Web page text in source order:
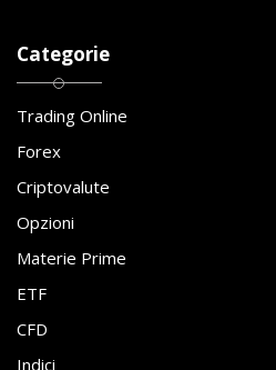
Categorie
Trading Online
Forex
Criptovalute
Opzioni
Materie Prime
ETF
CFD
Indici